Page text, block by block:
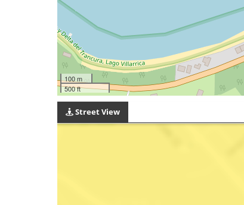
100 m
500 ft
Street View